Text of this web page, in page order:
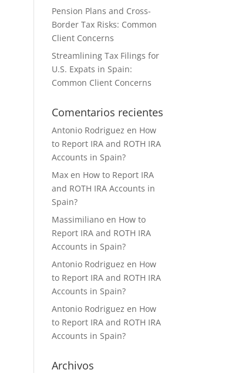
Pension Plans and Cross-
Border Tax Risks: Common
Client Concerns
Streamlining Tax Filings for
U.S. Expats in Spain:
Common Client Concerns
Comentarios recientes
Antonio Rodriguez en How
to Report IRA and ROTH IRA
Accounts in Spain?
Max en How to Report IRA
and ROTH IRA Accounts in
Spain?
Massimiliano en How to
Report IRA and ROTH IRA
Accounts in Spain?
Antonio Rodriguez en How
to Report IRA and ROTH IRA
Accounts in Spain?
Antonio Rodriguez en How
to Report IRA and ROTH IRA
Accounts in Spain?
Archivos